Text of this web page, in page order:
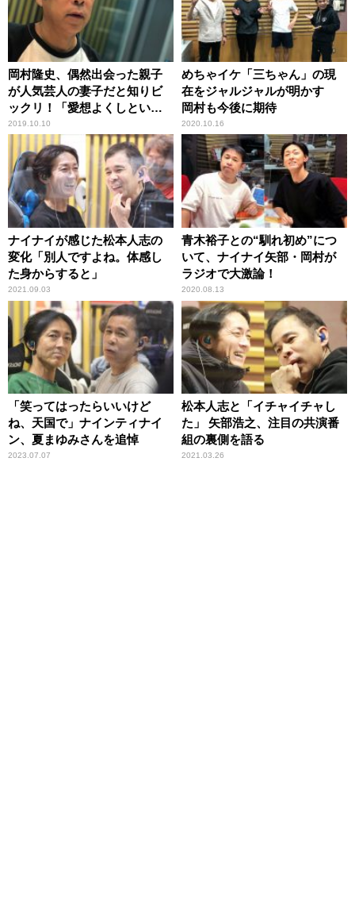
岡村隆史、偶然出会った親子
が人気芸人の妻子だと知りビ
ックリ！「愛想よくしといて
良かった」
2019.10.10
めちゃイケ「三ちゃん」の現
在をジャルジャルが明かす
岡村も今後に期待
2020.10.16
ナイナイが感じた松本人志の
変化「別人ですよね。体感し
た身からすると」
2021.09.03
青木裕子との“馴れ初め”につ
いて、ナイナイ矢部・岡村が
ラジオで大激論！
2020.08.13
「笑ってはったらいいけど
ね、天国で」ナインティナイ
ン、夏まゆみさんを追悼
2023.07.07
松本人志と「イチャイチャし
た」 矢部浩之、注目の共演番
組の裏側を語る
2021.03.26